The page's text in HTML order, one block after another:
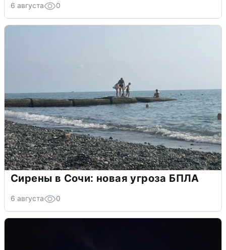
6 августа 0
Сирены в Сочи: новая угроза БПЛА
6 августа 0